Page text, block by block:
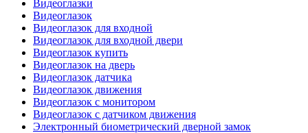
Видеоглазки
Видеоглазок
Видеоглазок для входной
Видеоглазок для входной двери
Видеоглазок купить
Видеоглазок на дверь
Видеоглазок датчика
Видеоглазок движения
Видеоглазок с монитором
Видеоглазок с датчиком движения
Электронный биометрический дверной замок